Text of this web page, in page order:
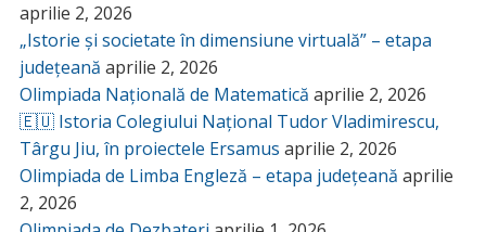
aprilie 2, 2026
„Istorie și societate în dimensiune virtuală” – etapa
județeană aprilie 2, 2026
Olimpiada Națională de Matematică aprilie 2, 2026
🇪🇺 Istoria Colegiului Național Tudor Vladimirescu,
Târgu Jiu, în proiectele Ersamus aprilie 2, 2026
Olimpiada de Limba Engleză – etapa județeană aprilie
2, 2026